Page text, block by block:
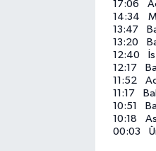
17:06
14:34
13:47
13:20
12:40
12:17
11:52
11:17
10:51
10:18
00:03
Kültür - Sanat
Lider Haber TV